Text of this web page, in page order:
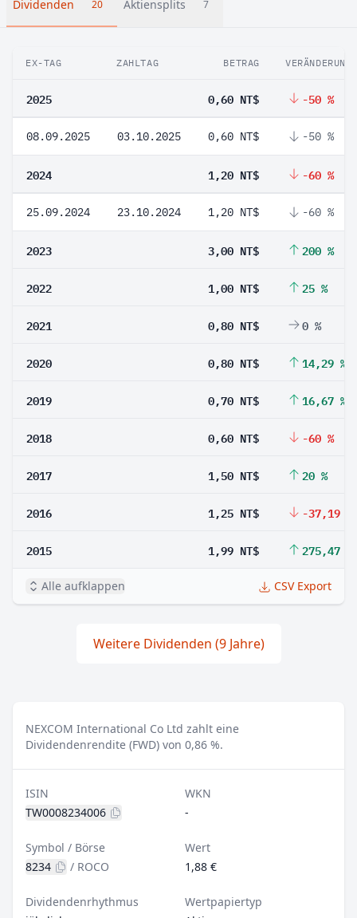
Dividenden 20 Aktiensplits 7
EX-TAG ZAHLTAG BETRAG VERÄNDERUNG
2025 0,60 NT$ -50 %
08.09.2025 03.10.2025 0,60 NT$ -50 %
2024 1,20 NT$ -60 %
25.09.2024 23.10.2024 1,20 NT$ -60 %
2023 3,00 NT$ 200 %
2022 1,00 NT$ 25 %
2021 0,80 NT$ 0 %
2020 0,80 NT$ 14,29 %
2019 0,70 NT$ 16,67 %
2018 0,60 NT$ -60 %
2017 1,50 NT$ 20 %
2016 1,25 NT$ -37,19 %
2015 1,99 NT$ 275,47 %
Alle aufklappen CSV Export
Weitere Dividenden (9 Jahre)
NEXCOM International Co Ltd zahlt eine
Dividendenrendite (FWD) von 0,86 %.
ISIN
TW0008234006
WKN
-
Symbol / Börse
8234
/ ROCO
Wert
1,88 €
Dividendenrhythmus
Wertpapiertyp